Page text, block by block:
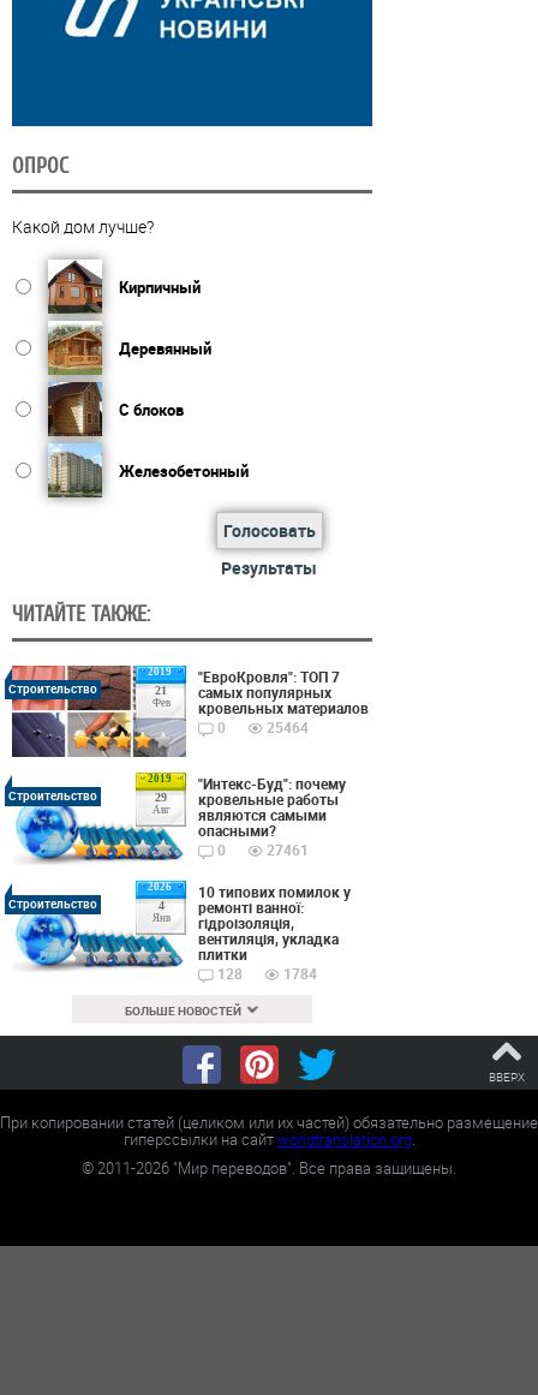
ОПРОС
Какой дом лучше?
Кирпичный
Деревянный
С блоков
Железобетонный
Голосовать
Результаты
ЧИТАЙТЕ ТАКЖЕ:
2019
21
Фев
Строительство
"ЕвроКровля": ТОП 7
самых популярных
кровельных материалов
0
25464
2019
29
Авг
Строительство
"Интекс-Буд": почему
кровельные работы
являются самыми
опасными?
0
27461
2026
4
Янв
Строительство
10 типових помилок у
ремонті ванної:
гідроізоляція,
вентиляція, укладка
плитки
128
1784
БОЛЬШЕ НОВОСТЕЙ
ВВЕРХ
При копировании статей (целиком или их частей) обязательно размещение
гиперссылки на сайтworldtranslation.org.
©2011-2026 "Мир переводов". Все права защищены.